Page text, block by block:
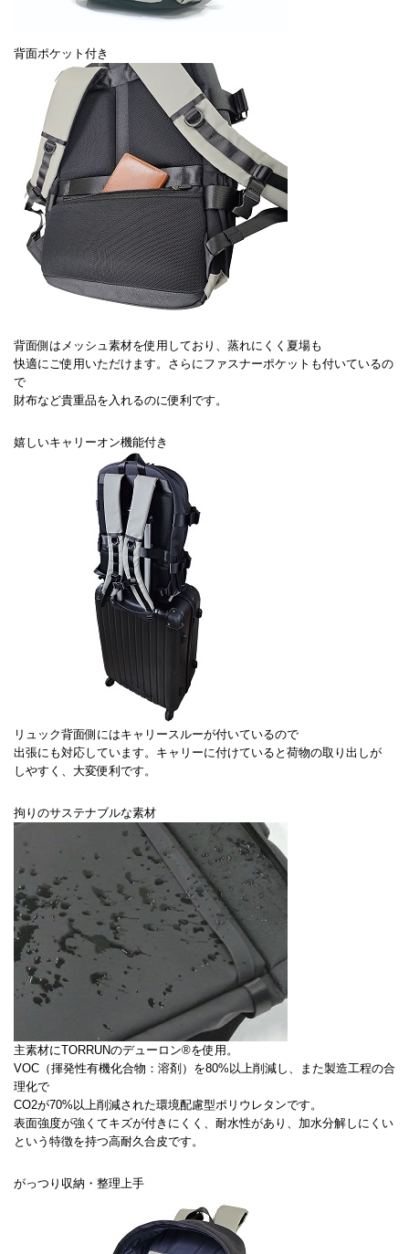
背面ポケット付き
背面側はメッシュ素材を使用しており、蒸れにくく夏場も
快適にご使用いただけます。さらにファスナーポケットも付いているの
で
財布など貴重品を入れるのに便利です。
嬉しいキャリーオン機能付き
リュック背面側にはキャリースルーが付いているので
出張にも対応しています。キャリーに付けていると荷物の取り出しが
しやすく、大変便利です。
拘りのサステナブルな素材
主素材にTORRUNのデューロン®を使用。
VOC（揮発性有機化合物：溶剤）を80%以上削減し、また製造工程の合
理化で
CO2が70%以上削減された環境配慮型ポリウレタンです。
表面強度が強くてキズが付きにくく、耐水性があり、加水分解しにくい
という特徴を持つ高耐久合皮です。
がっつり収納・整理上手